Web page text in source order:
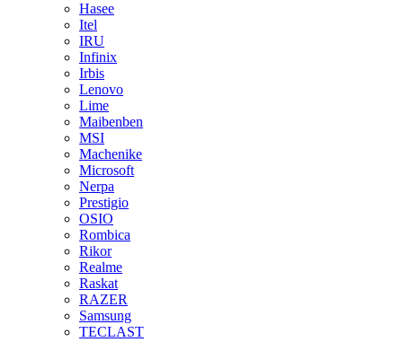
Hasee
Itel
IRU
Infinix
Irbis
Lenovo
Lime
Maibenben
MSI
Machenike
Microsoft
Nerpa
Prestigio
OSIO
Rombica
Rikor
Realme
Raskat
RAZER
Samsung
TECLAST